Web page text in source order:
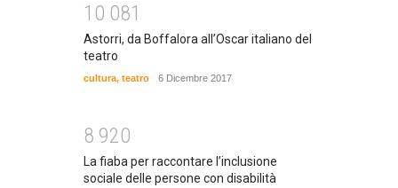
1 0 081
Astorri, da Boffalora all’Oscar italiano del
teatro
cultura, teatro 6 Dicembre 2017
8 920
La fiaba per raccontare l’inclusione
sociale delle persone con disabilità